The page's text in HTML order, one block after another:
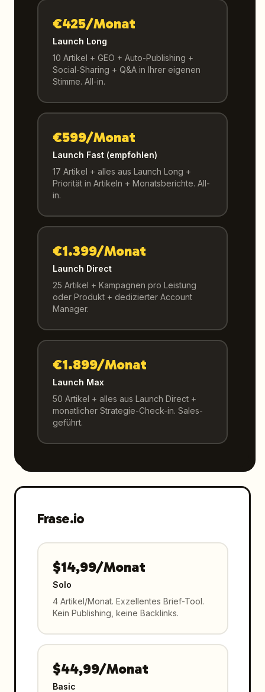
€425/Monat
Launch Long
10 Artikel + GEO + Auto-Publishing +
Social-Sharing + Q&A in Ihrer eigenen
Stimme. All-in.
€599/Monat
Launch Fast (empfohlen)
17 Artikel + alles aus Launch Long +
Priorität in Artikeln + Monatsberichte. All-
in.
€1.399/Monat
Launch Direct
25 Artikel + Kampagnen pro Leistung
oder Produkt + dedizierter Account
Manager.
€1.899/Monat
Launch Max
50 Artikel + alles aus Launch Direct +
monatlicher Strategie-Check-in. Sales-
geführt.
Frase.io
$14,99/Monat
Solo
4 Artikel/Monat. Exzellentes Brief-Tool.
Kein Publishing, keine Backlinks.
$44,99/Monat
Basic